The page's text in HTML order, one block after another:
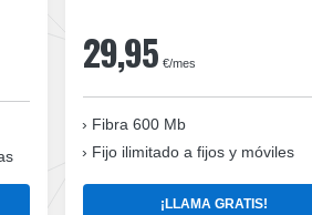
29,95 €/mes
Fibra 600 Mb
Fijo ilimitado a fijos y móviles
¡LLAMA GRATIS!